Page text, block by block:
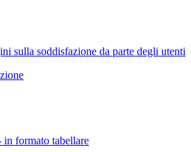
sulla soddisfazione da parte degli utenti
in formato tabellare